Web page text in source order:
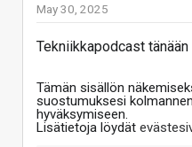
May 30, 2025
Tekniikkapodcast
Tämän sisällön
suostumuksesi
hyväksymiseen.
Lisätietoja löydät